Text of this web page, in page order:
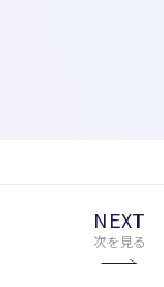
NEXT
次を見る